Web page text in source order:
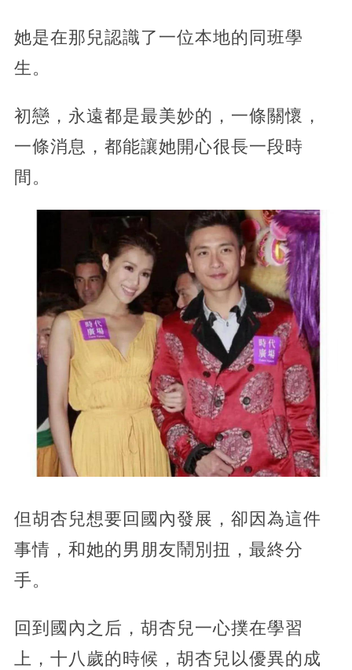
她是在那兒認識了一位本地的同班學
生。
初戀，永遠都是最美妙的，一條關懷，
一條消息，都能讓她開心很長一段時
間。
但胡杏兒想要回國內發展，卻因為這件
事情，和她的男朋友鬧別扭，最終分
手。
回到國內之后，胡杏兒一心撲在學習
上，十八歲的時候，胡杏兒以優異的成